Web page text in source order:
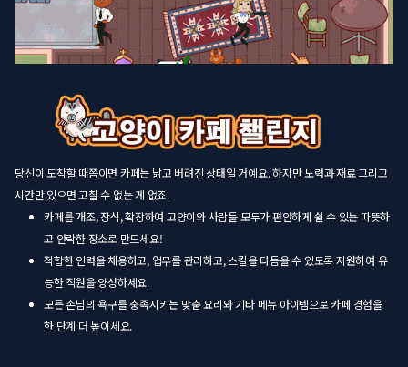
당신이 도착할 때쯤이면 카페는 낡고 버려진 상태일 거예요. 하지만 노력과 재료 그리고
시간만 있으면 고칠 수 없는 게 없죠.
카페를 개조, 장식, 확장하여 고양이와 사람들 모두가 편안하게 쉴 수 있는 따뜻하
고 안락한 장소로 만드세요!
적합한 인력을 채용하고, 업무를 관리하고, 스킬을 다듬을 수 있도록 지원하여 유
능한 직원을 양성하세요.
모든 손님의 욕구를 충족시키는 맞춤 요리와 기타 메뉴 아이템으로 카페 경험을
한 단계 더 높이세요.